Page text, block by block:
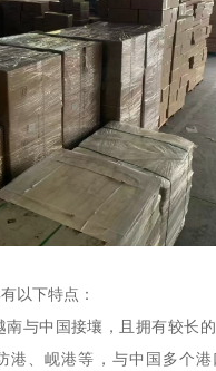
以下特点：
南与中国接壤，且拥有较长
港、岘港等，与中国多个